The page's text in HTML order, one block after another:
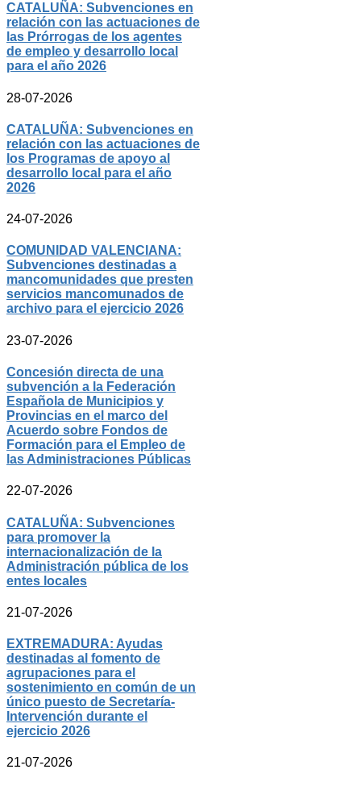
CATALUÑA: Subvenciones en
relación con las actuaciones de
las Prórrogas de los agentes
de empleo y desarrollo local
para el año 2026
28-07-2026
CATALUÑA: Subvenciones en
relación con las actuaciones de
los Programas de apoyo al
desarrollo local para el año
2026
24-07-2026
COMUNIDAD VALENCIANA:
Subvenciones destinadas a
mancomunidades que presten
servicios mancomunados de
archivo para el ejercicio 2026
23-07-2026
Concesión directa de una
subvención a la Federación
Española de Municipios y
Provincias en el marco del
Acuerdo sobre Fondos de
Formación para el Empleo de
las Administraciones Públicas
22-07-2026
CATALUÑA: Subvenciones
para promover la
internacionalización de la
Administración pública de los
entes locales
21-07-2026
EXTREMADURA: Ayudas
destinadas al fomento de
agrupaciones para el
sostenimiento en común de un
único puesto de Secretaría-
Intervención durante el
ejercicio 2026
21-07-2026